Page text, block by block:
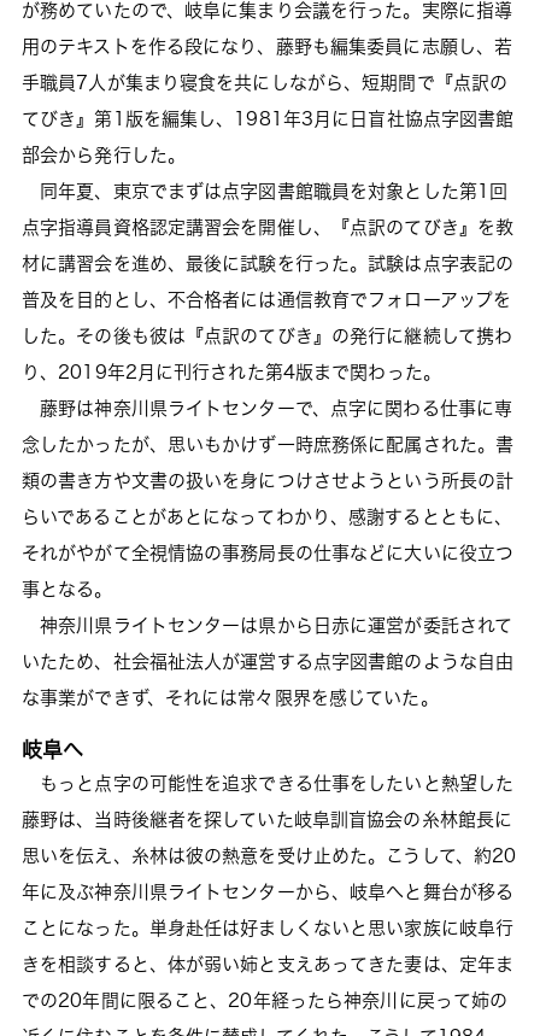
が務めていたので、岐阜に集まり会議を行った。実際に指導
用のテキストを作る段になり、藤野も編集委員に志願し、若
手職員7人が集まり寝食を共にしながら、短期間で『点訳の
てびき』第1版を編集し、1981年3月に日盲社協点字図書館
部会から発行した。
同年夏、東京でまずは点字図書館職員を対象とした第1回
点字指導員資格認定講習会を開催し、『点訳のてびき』を教
材に講習会を進め、最後に試験を行った。試験は点字表記の
普及を目的とし、不合格者には通信教育でフォローアップを
した。その後も彼は『点訳のてびき』の発行に継続して携わ
り、2019年2月に刊行された第4版まで関わった。
藤野は神奈川県ライトセンターで、点字に関わる仕事に専
念したかったが、思いもかけず一時庶務係に配属された。書
類の書き方や文書の扱いを身につけさせようという所長の計
らいであることがあとになってわかり、感謝するとともに、
それがやがて全視情協の事務局長の仕事などに大いに役立つ
事となる。
神奈川県ライトセンターは県から日赤に運営が委託されて
いたため、社会福祉法人が運営する点字図書館のような自由
な事業ができず、それには常々限界を感じていた。
岐阜へ
もっと点字の可能性を追求できる仕事をしたいと熱望した
藤野は、当時後継者を探していた岐阜訓盲協会の糸林館長に
思いを伝え、糸林は彼の熱意を受け止めた。こうして、約20
年に及ぶ神奈川県ライトセンターから、岐阜へと舞台が移る
ことになった。単身赴任は好ましくないと思い家族に岐阜行
きを相談すると、体が弱い姉と支えあってきた妻は、定年ま
での20年間に限ること、20年経ったら神奈川に戻って姉の